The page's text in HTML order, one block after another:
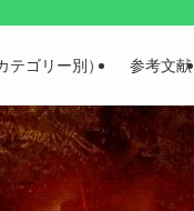
テゴリー別） 参考文献